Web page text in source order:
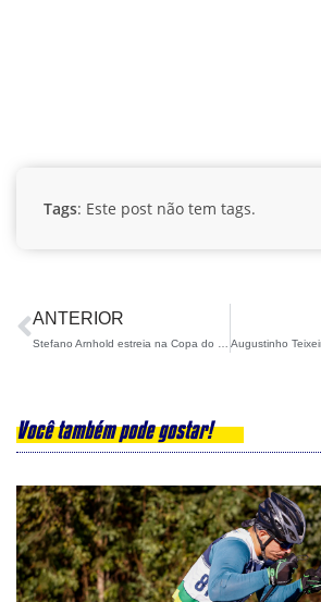
Tags: Este post não tem tags.
ANTERIOR
Você também pode gostar!